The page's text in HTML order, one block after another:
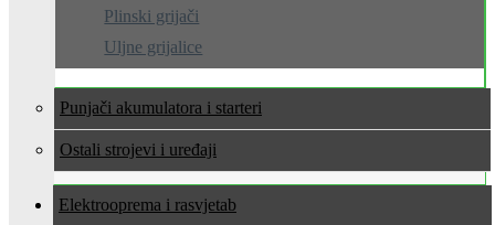
Plinski grijači
Uljne grijalice
Punjači akumulatora i starteri
Ostali strojevi i uređaji
Elektrooprema i rasvjeta